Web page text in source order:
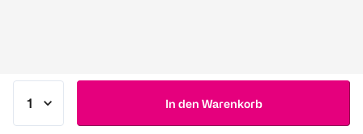
In den Warenkorb